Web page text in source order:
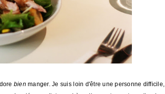
bien manger. Je suis loin d'être une personne difficile,